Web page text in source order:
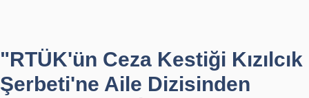
"RTÜK'ün Ceza Kestiği Kızılcık
Şerbeti'ne Aile Dizisinden